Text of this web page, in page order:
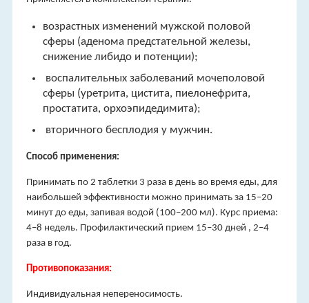
возрастных изменений мужской половой
сферы (аденома предстательной железы,
снижение либидо и потенции);
воспалительных заболеваний мочеполовой
сферы (уретрита, цистита, пиелонефрита,
простатита, орхоэпидедимита);
вторичного бесплодия у мужчин.
Способ применения:
Принимать по 2 таблетки 3 раза в день во время еды, для
наибольшей эффективности можно принимать за 15–20
минут до еды, запивая водой (100–200 мл). Курс приема:
4–8 недель. Профилактический прием 15–30 дней , 2–4
раза в год.
Противопоказания:
Индивидуальная непереносимость.